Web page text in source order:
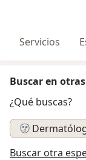
Servicios
Buscar en
¿Qué buscas?
Buscar otra